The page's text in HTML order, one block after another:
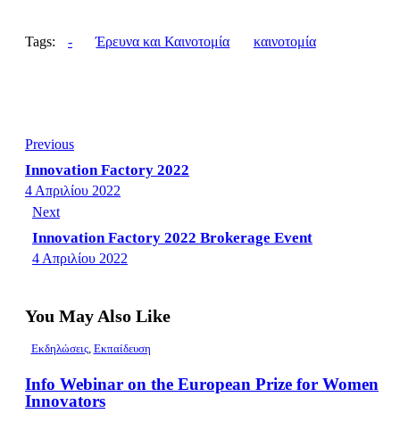
Tags: - Έρευνα και Καινοτομία καινοτομία
Previous
Innovation Factory 2022
4 Απριλίου 2022
Next
Innovation Factory 2022 Brokerage Event
4 Απριλίου 2022
You May Also Like
Εκδηλώσεις, Εκπαίδευση
Info Webinar on the European Prize for Women
Innovators